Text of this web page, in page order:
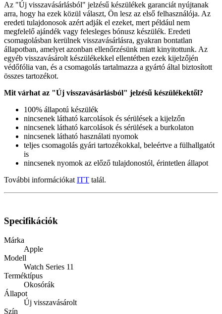
Az "Új visszavásárlásból" jelzésű készülékek garanciát nyújtanak
arra, hogy ha ezek közül választ, Ön lesz az első felhasználója. Az
eredeti tulajdonosok azért adják el ezeket, mert például nem
megfelelő ajándék vagy felesleges bónusz készülék. Eredeti
csomagolásban kerülnek visszavásárlásra, gyakran bontatlan
állapotban, amelyet azonban ellenőrzésünk miatt kinyitottunk. Az
egyéb visszavásárolt készülékekkel ellentétben ezek kijelzőjén
védőfólia van, és a csomagolás tartalmazza a gyártó által biztosított
összes tartozékot.
Mit várhat az "Új visszavásárlásból" jelzésű készülékektől?
100% állapotú készülék
nincsenek látható karcolások és sérülések a kijelzőn
nincsenek látható karcolások és sérülések a burkolaton
nincsenek látható használati nyomok
teljes csomagolás gyári tartozékokkal, beleértve a fülhallgatót
is
nincsenek nyomok az előző tulajdonostól, érintetlen állapot
További információkat ITT talál.
Specifikációk
Márka
Apple
Modell
Watch Series 11
Terméktípus
Okosórák
Állapot
Új visszavásárolt
Szín